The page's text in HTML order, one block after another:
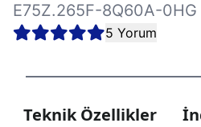
E75Z.265F-8Q60A-0HG
5 Yorum
Teknik Özellikler